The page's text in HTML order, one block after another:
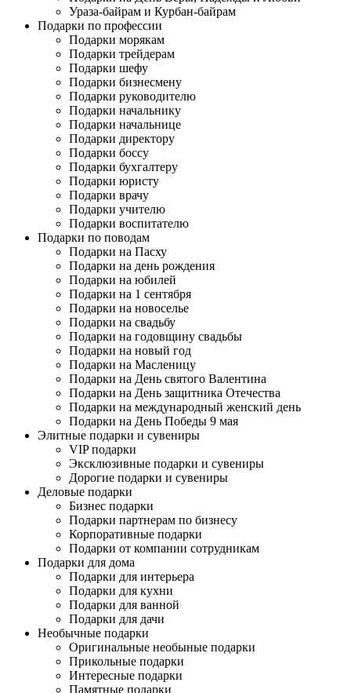
Ураза-байрам и Курбан-байрам
Подарки по профессии
Подарки морякам
Подарки трейдерам
Подарки шефу
Подарки бизнесмену
Подарки руководителю
Подарки начальнику
Подарки начальнице
Подарки директору
Подарки боссу
Подарки бухгалтеру
Подарки юристу
Подарки врачу
Подарки учителю
Подарки воспитателю
Подарки по поводам
Подарки на Пасху
Подарки на день рождения
Подарки на юбилей
Подарки на 1 сентября
Подарки на новоселье
Подарки на свадьбу
Подарки на годовщину свадьбы
Подарки на новый год
Подарки на Масленицу
Подарки на День святого Валентина
Подарки на День защитника Отечества
Подарки на международный женский день
Подарки на День Победы 9 мая
Элитные подарки и сувениры
VIP подарки
Эксклюзивные подарки и сувениры
Дорогие подарки и сувениры
Деловые подарки
Бизнес подарки
Подарки партнерам по бизнесу
Корпоративные подарки
Подарки от компании сотрудникам
Подарки для дома
Подарки для интерьера
Подарки для кухни
Подарки для ванной
Подарки для дачи
Необычные подарки
Оригинальные необыные подарки
Прикольные подарки
Интересные подарки
Памятные подарки